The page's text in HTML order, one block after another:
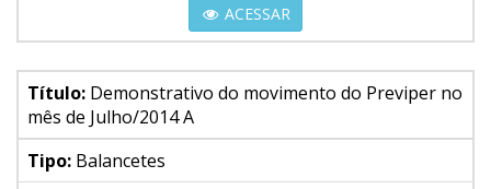
ACESSAR
Título: Demonstrativo do movimento do Previper no
mês de Julho/2014 A
Tipo: Balancetes